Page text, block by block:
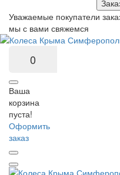
Уважаемые покупатели
мы с вами свяжемся
0
Ваша
корзина
пуста!
Оформить
заказ